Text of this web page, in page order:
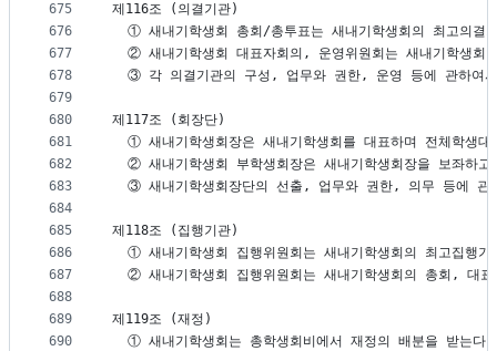
675
676
677
678
679
680
681
682
683
684
685
686
687
688
689
690
제116조 (의결기관)
① 새내기학생회 총회/총투표는 새내기학생회의 최고의결
② 새내기학생회 대표자회의, 운영위원회는 새내기학생회
③ 각 의결기관의 구성, 업무와 권한, 운영 등에 관하여
제117조 (회장단)
① 새내기학생회장은 새내기학생회를 대표하며 전체학생
② 새내기학생회 부학생회장은 새내기학생회장을 보좌하
③ 새내기학생회장단의 선출, 업무와 권한, 의무 등에 관
제118조 (집행기관)
① 새내기학생회 집행위원회는 새내기학생회의 최고집행
② 새내기학생회 집행위원회는 새내기학생회의 총회, 대
제119조 (재정)
① 새내기학생회는 총학생회비에서 재정의 배분을 받는다